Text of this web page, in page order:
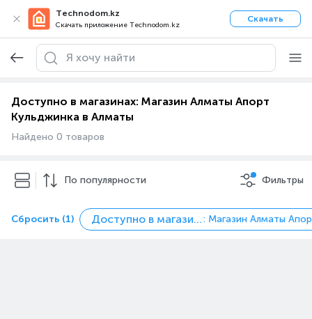
Technodom.kz
Скачать приложение Technodom.kz
Скачать
Доступно в магазинах: Магазин Алматы Апорт
Кульджинка в Алматы
Найдено 0 товаров
По популярности Фильтры
Сбросить (1) Доступно в магазинах: Магазин Алматы